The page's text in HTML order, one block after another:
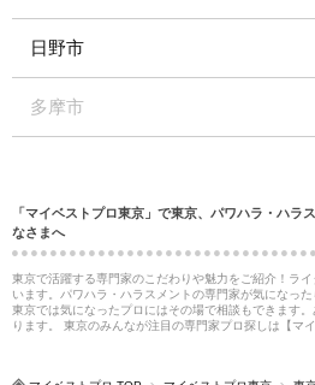
日野市
多摩市
「マイベストプロ東京」で東京、パワハラ・ハラ
なさまへ
東京で活躍する専門家のこだわりや魅力をご紹介！ラ
います。パワハラ・ハラスメントの専門家が気になっ
東京では気になったプロにはその場で相談もできます
ります。 東京のみんなが注目の専門家プロ探しは【マ